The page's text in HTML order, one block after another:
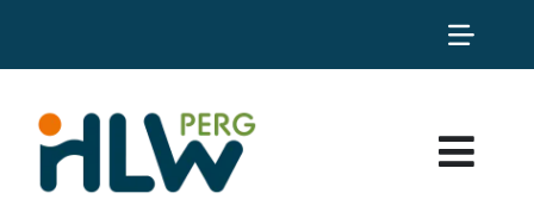
Toggle
Klassenbuch